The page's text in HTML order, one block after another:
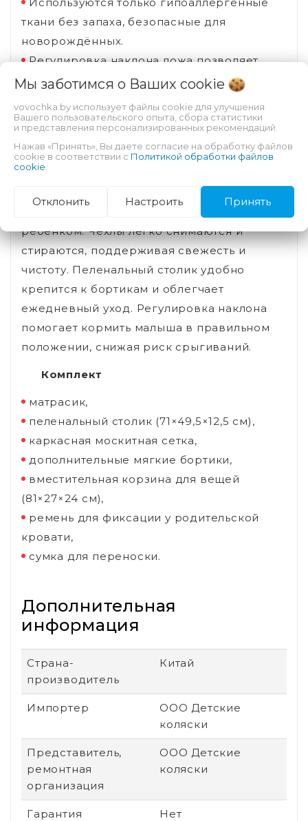
ткани без запаха, безопасные для
новорождённых.
Регулировка наклона ложа позволяет
кормить малыша в правильном положении,
Практичность и уход
Стенки с окошками из сетки (62×15 см)
обеспечивают хорошую вентиляцию и
позволяют родителям наблюдать за
ребёнком. Чехлы легко снимаются и
стираются, поддерживая свежесть и
чистоту. Пеленальный столик удобно
крепится к бортикам и облегчает
ежедневный уход. Регулировка наклона
помогает кормить малыша в правильном
положении, снижая риск срыгиваний.
Комплект
матрасик,
пеленальный столик (71×49,5×12,5 см),
каркасная москитная сетка,
дополнительные мягкие бортики,
вместительная корзина для вещей
(81×27×24 см),
ремень для фиксации у родительской
кровати,
сумка для переноски.
Дополнительная
информация
Страна-
производитель
Китай
Импортер
ООО Детские
коляски
Представитель,
ремонтная
организация
ООО Детские
коляски
Гарантия
Нет
Мы заботимся о Ваших cookie
vovochka.by использует файлы cookie для улучшения
Вашего пользовательского опыта, сбора статистики
и представления персонализированных рекомендаций.
Нажав «Принять», Вы даете согласие на обработку файлов
cookie в соответствии с Политикой обработки файлов
cookie
Отклонить Настроить Принять